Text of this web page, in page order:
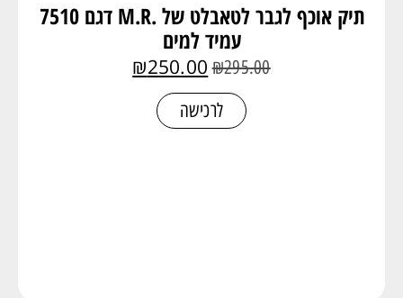
תיק אוכף לגבר לטאבלט של .M.R דגם 7510
עמיד למים
₪295.00
₪250.00
לרכישה